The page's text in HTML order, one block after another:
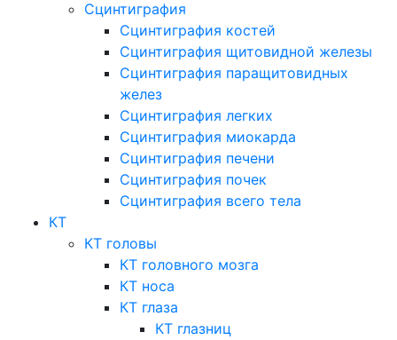
Сцинтиграфия
Сцинтиграфия костей
Сцинтиграфия щитовидной железы
Сцинтиграфия паращитовидных
желез
Сцинтиграфия легких
Сцинтиграфия миокарда
Сцинтиграфия печени
Сцинтиграфия почек
Сцинтиграфия всего тела
КТ
КТ головы
КТ головного мозга
КТ носа
КТ глаза
КТ глазниц